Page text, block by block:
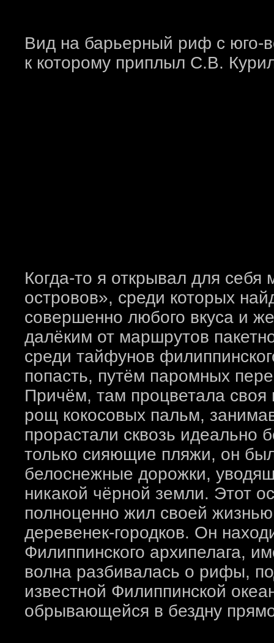
Вид на барьерный риф с юго-
к которому приплыл С.В.
Когда-то я открывал для
островов», среди которых
совершенно любого вкуса и
далёким от маршрутов
среди тайфунов
попасть, путём паромных
Причём, там процветала
рощ кокосовых пальм,
прорастали сквозь идеально
только сияющие пляжи, он
белоснежные дорожки,
никакой чёрной земли. Этот
полноценно жил своей
деревенек-городков. Он
Филиппинского архипелага,
волна разбивалась о рифы,
известной Филиппинской
обрывающейся в бездну